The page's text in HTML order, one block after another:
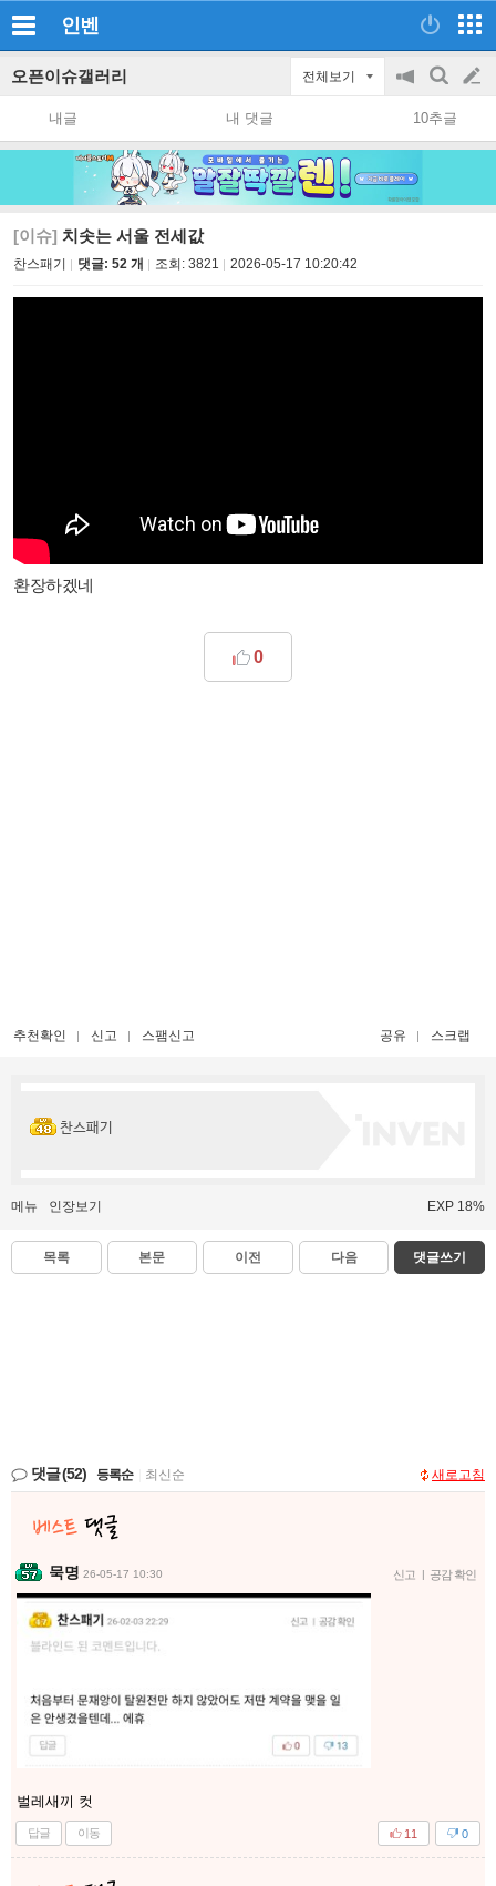
인벤
오픈이슈갤러리 전체보기
공
지
on/off
검
색
글
쓰
내글 내 댓글 10추글
[이슈] 치솟는 서울 전세값
찬스패기 댓글: 52 개 조회: 3821 2026-05-17 10:20:42
환장하겠네
0
추천확인 신고 스팸신고 공유 스크랩
찬스패기
메뉴 인장보기 EXP 18%
목록 본문 이전 다음 댓글쓰기
댓글(52) 등록순 최신순 새로고침
묵명 26-05-17 10:30 신고 | 공감 확인
벌레새끼 컷
답글 이동 0
11